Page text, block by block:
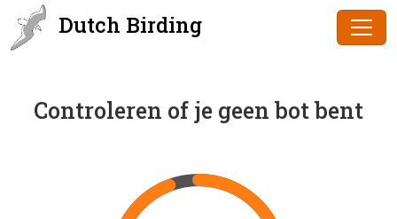
Dutch Birding
Controleren of je geen bot bent